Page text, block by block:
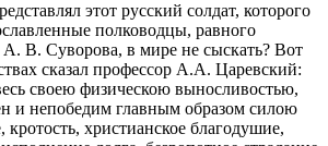
этот русский солдат, которого
полководцы, равного
А. В. Суворова, в мире не сыскать? Вот
сказал профессор А.А. Царевский:
своею физическою выносливостью,
и непобедим главным образом силою
христианское благодушие,